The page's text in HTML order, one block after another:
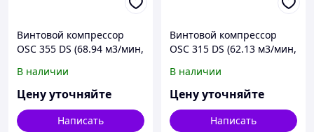
Винтовой компрессор
OSC 355 DS (68.94 м3/мин,
В наличии
Цену уточняйте
Написать
Винтовой компрессор
OSC 315 DS (62.13 м3/мин,
В наличии
Цену уточняйте
Написать